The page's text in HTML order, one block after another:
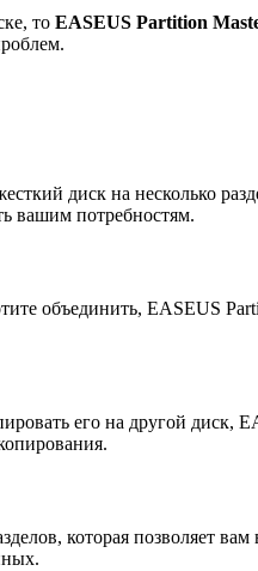
то EASEUS Partition
диск на несколько
вашим потребностям.
объединить, EASEUS
его на другой диск,
которая позволяет